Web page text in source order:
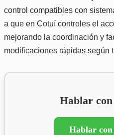
control compatibles con
a que en Cotuí controles el
mejorando la coordinación y
modificaciones rápidas según
Hablar
Hablar